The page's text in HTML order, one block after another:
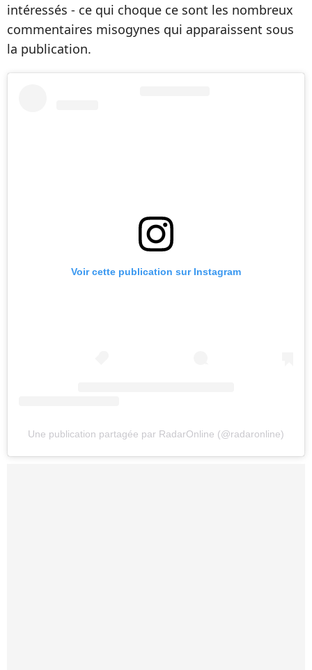
intéressés - ce qui choque ce sont les nombreux
commentaires misogynes qui apparaissent sous
la publication.
Voir cette publication sur Instagram
Une publication partagée par RadarOnline (@radaronline)